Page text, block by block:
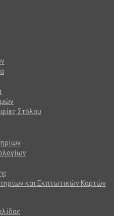
Στόλου
και Εκπτωτικών Καρτών